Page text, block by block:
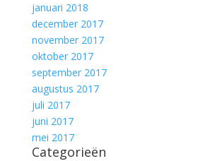
januari 2018
december 2017
november 2017
oktober 2017
september 2017
augustus 2017
juli 2017
juni 2017
mei 2017
Categorieën